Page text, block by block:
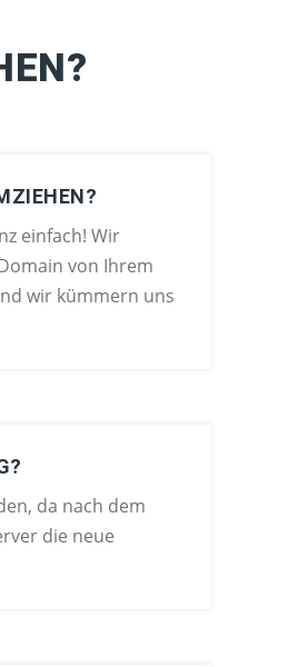
einfach! Wir
von Ihrem
wir kümmern uns
da nach dem
die neue